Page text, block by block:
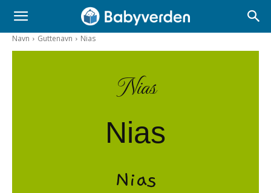
Navn Guttenavn Nias
Nias
Nias
Nias